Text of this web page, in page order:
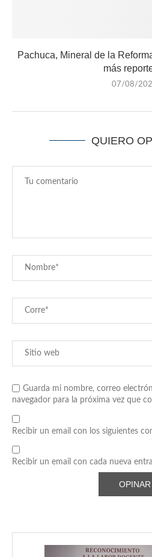
Pachuca, Mineral de la
más
07/08/
QUIERO
Guarda mi nombre, correo
navegador para la próxima vez que
Recibir un email con los siguientes
Recibir un email con cada nueva